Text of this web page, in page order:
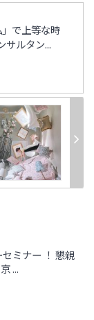
で上等な時
サルタン...
ミナー ！ 懇親
...